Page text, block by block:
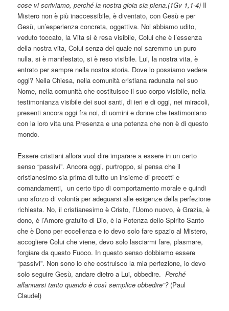
cose vi scriviamo, perché la nostra gioia sia piena.(1Gv 1,1-4) Il
Mistero non è più inaccessibile, è diventato, con Gesù e per
Gesù, un’esperienza concreta, oggettiva. Noi abbiamo udito,
veduto toccato, la Vita si è resa visibile, Colui che è l’essenza
della nostra vita, Colui senza del quale noi saremmo un puro
nulla, si è manifestato, si è reso visibile. Lui, la nostra vita, è
entrato per sempre nella nostra storia. Dove lo possiamo vedere
oggi? Nella Chiesa, nella comunità cristiana radunata nel suo
Nome, nella comunità che costituisce il suo corpo visibile, nella
testimonianza visibile dei suoi santi, di ieri e di oggi, nei miracoli,
presenti ancora oggi fra noi, di uomini e donne che testimoniano
con la loro vita una Presenza e una potenza che non è di questo
mondo.
Essere cristiani allora vuol dire imparare a essere in un certo
senso “passivi”. Ancora oggi, purtroppo, si pensa che il
cristianesimo sia prima di tutto un insieme di precetti e
comandamenti, un certo tipo di comportamento morale e quindi
uno sforzo di volontà per adeguarsi alle esigenze della perfezione
richiesta. No, il cristianesimo è Cristo, l’Uomo nuovo, è Grazia, è
dono, è l’Amore gratuito di Dio, è la Potenza dello Spirito Santo
che è Dono per eccellenza e io devo solo fare spazio al Mistero,
accogliere Colui che viene, devo solo lasciarmi fare, plasmare,
forgiare da questo Fuoco. In questo senso dobbiamo essere
“passivi”. Non sono io che costruisco la mia perfezione, io devo
solo seguire Gesù, andare dietro a Lui, obbedire. Perché
affannarsi tanto quando è così semplice obbedire”? (Paul
Claudel)